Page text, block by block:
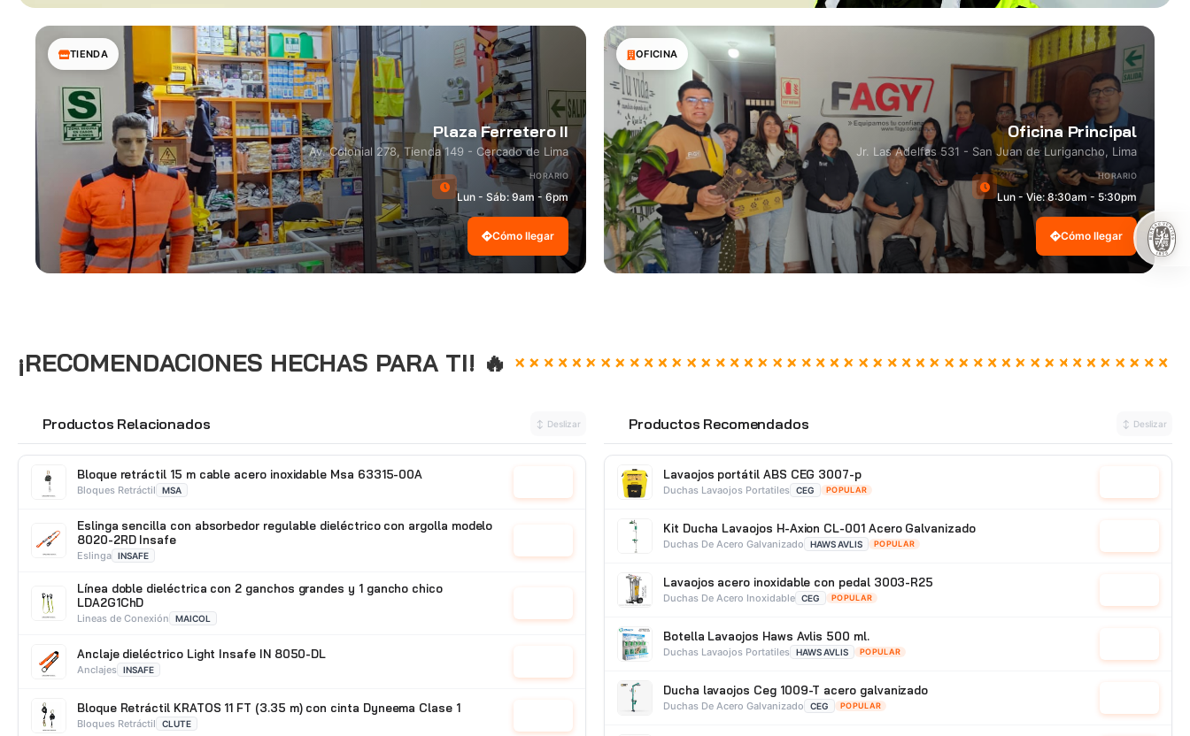
TIENDA
Plaza Ferretero II
Av. Colonial 278, Tienda 149 - Cercado de Lima
HORARIO
Lun - Sáb: 9am - 6pm
Cómo llegar
OFICINA
Oficina Principal
Jr. Las Adelfas 531 - San Juan de Lurigancho, Lima
HORARIO
Lun - Vie: 8:30am - 5:30pm
Cómo llegar
¡RECOMENDACIONES HECHAS PARA TI! 🔥
Productos Relacionados ↕ Deslizar
Bloque retráctil 15 m cable acero inoxidable Msa 63315-00A
Bloques Retráctil MSA
Eslinga sencilla con absorbedor regulable dieléctrico con argolla modelo
8020-2RD Insafe
Eslinga INSAFE
Línea doble dieléctrica con 2 ganchos grandes y 1 gancho chico
LDA2G1ChD
Lineas de Conexión MAICOL
Anclaje dieléctrico Light Insafe IN 8050-DL
Anclajes INSAFE
Bloque Retráctil KRATOS 11 FT (3.35 m) con cinta Dyneema Clase 1
Bloques Retráctil CLUTE
Productos Recomendados ↕ Deslizar
Lavaojos portátil ABS CEG 3007-p
Duchas Lavaojos Portatiles CEG POPULAR
Kit Ducha Lavaojos H-Axion CL-001 Acero Galvanizado
Duchas De Acero Galvanizado HAWS AVLIS POPULAR
Lavaojos acero inoxidable con pedal 3003-R25
Duchas De Acero Inoxidable CEG POPULAR
Botella Lavaojos Haws Avlis 500 ml.
Duchas Lavaojos Portatiles HAWS AVLIS POPULAR
Ducha lavaojos Ceg 1009-T acero galvanizado
Duchas De Acero Galvanizado CEG POPULAR